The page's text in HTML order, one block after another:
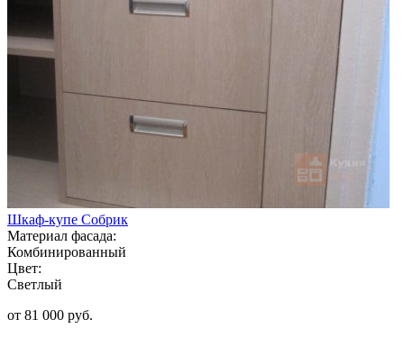
Шкаф-купе Собрик
Материал фасада:
Комбинированный
Цвет:
Светлый
от 81 000 руб.